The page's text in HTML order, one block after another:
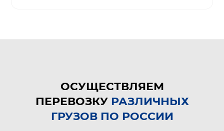
ОСУЩЕСТВЛЯЕМ
ПЕРЕВОЗКУРАЗЛИЧНЫХ
ГРУЗОВ ПО РОССИИ